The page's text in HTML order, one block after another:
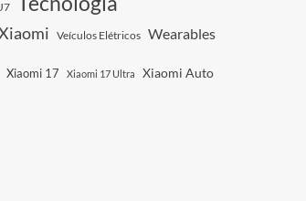
Veículos Elétricos Wearables
Xiaomi 17 Xiaomi 17 Ultra Xiaomi Auto